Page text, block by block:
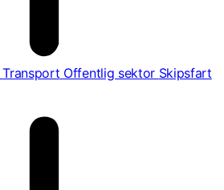
Transport Offentlig sektor Skipsfart